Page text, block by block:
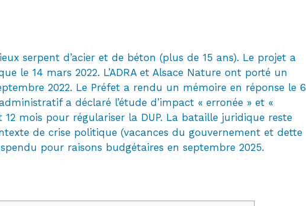
serpent d’acier et de béton (plus de 15 ans). Le projet a
le 14 mars 2022. L’ADRA et Alsace Nature ont porté un
2022. Le Préfet a rendu un mémoire en réponse le 6
a déclaré l’étude d’impact « erronée » et «
12 mois pour régulariser la DUP. La bataille juridique reste
de crise politique (vacances du gouvernement et dette
pour raisons budgétaires en septembre 2025.